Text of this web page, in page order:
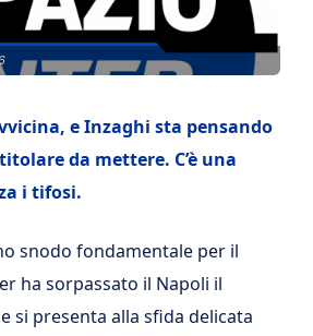
e Inzaghi sta pensando
da mettere. C’è una
i tifosi.
snodo fondamentale per il
ha sorpassato il Napoli il
si presenta alla sfida delicata